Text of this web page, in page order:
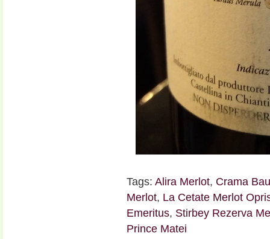
Tags: Alira Merlot, Crama
Merlot, La Cetate Merlot
Emeritus, Stirbey Rezerva
Prince Matei